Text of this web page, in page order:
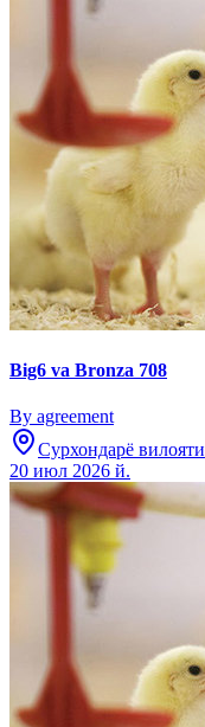
Big6 va Bronza 708
By agreement
Сурхондарё вилояти
20 июл 2026 й.